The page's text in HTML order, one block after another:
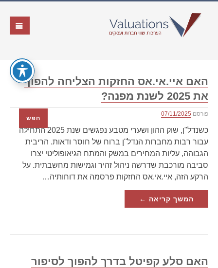
האם איי.אי.אס החזקות הצליחה להפוך
את 2025 לשנת מפנה?
פורסם 07/11/2025
כשנדל"ן, שוק ההון ושערי מטבע נפגשים שנת 2025 התחילה
עבור רבות מחברות הנדל"ן ברוח של חוסר ודאות. הריבית
הגבוהה, עליות המחירים במשק והמתח הגיאופוליטי יצרו
סביבה מורכבת שדרשה ניהול זהיר וגמישות מחשבתית. על
הרקע הזה, איי.אי.אס החזקות פרסמה את דוחותיה…
המשך קריאה ←
האם סלע קפיטל בדרך להפוך לסיפור
חפש